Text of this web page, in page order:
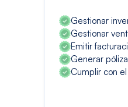
Gestionar
Gestionar
Emitir
Generar
Cumplir con el